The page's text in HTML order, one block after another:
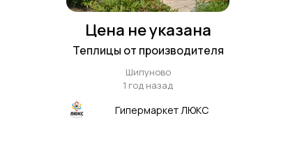
Цена не указана
Теплицы от производителя
Шипуново
1 год назад
Гипермаркет ЛЮКС